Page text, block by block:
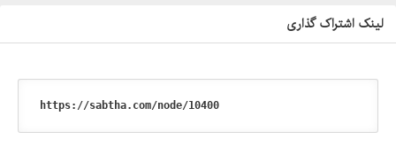
لینک اشتراک گذاری